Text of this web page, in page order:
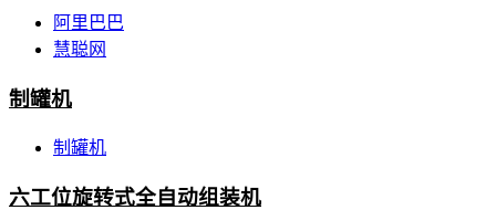
阿里巴巴
慧聪网
制罐机
制罐机
六工位旋转式全自动组装机